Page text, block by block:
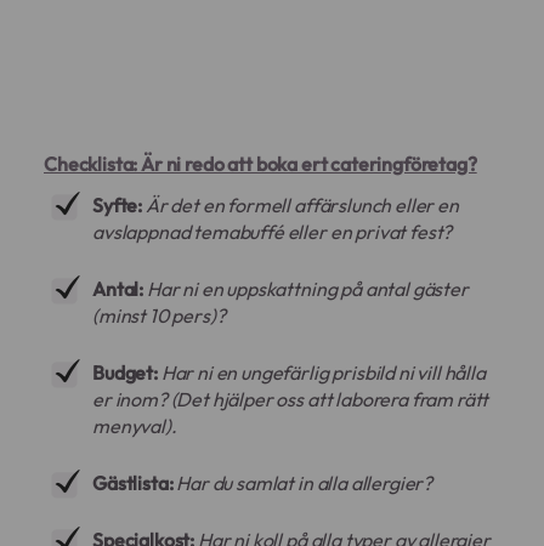
Checklista: Är ni redo att boka ert cateringföretag?
Syfte: Är det en formell affärslunch eller en
avslappnad temabuffé eller en privat fest?
Antal: Har ni en uppskattning på antal gäster
(minst 10 pers)?
Budget: Har ni en ungefärlig prisbild ni vill hålla
er inom? (Det hjälper oss att laborera fram rätt
menyval).
Gästlista:Har du samlat in alla allergier?
Specialkost: Har ni koll på alla typer av allergier